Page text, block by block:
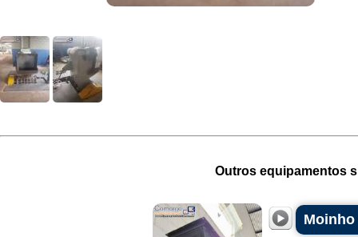
Outros equipamentos